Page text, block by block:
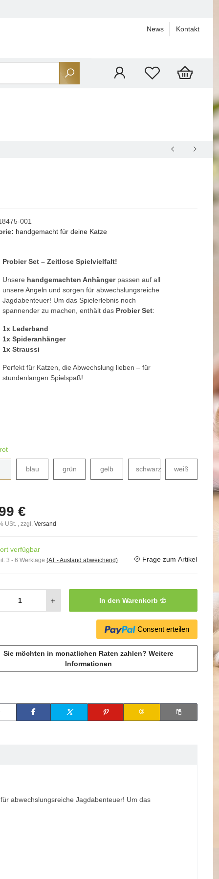
News Kontakt
001
handgemacht für deine Katze
Probier Set – Zeitlose Spielvielfalt!
Unsere handgemachten Anhängerpassen auf all
unsere Angeln und sorgen für abwechslungsreiche
Jagdabenteuer! Um das Spielerlebnis noch
spannender zu machen, enthält das Probier Set:
1x Lederband
1x Spideranhänger
1x Straussi
Perfekt für Katzen, die Abwechslung lieben – für
stundenlangen Spielspaß!
rot
blau grün gelb schwarz weiß
€
USt. , zzgl. Versand
verfügbar
3 - 6 Werktage (AT - Ausland abweichend) Frage zum Artikel
In den Warenkorb
Consent erteilen
Sie möchten in monatlichen Raten zahlen? Weitere
Informationen
abwechslungsreiche Jagdabenteuer! Um das